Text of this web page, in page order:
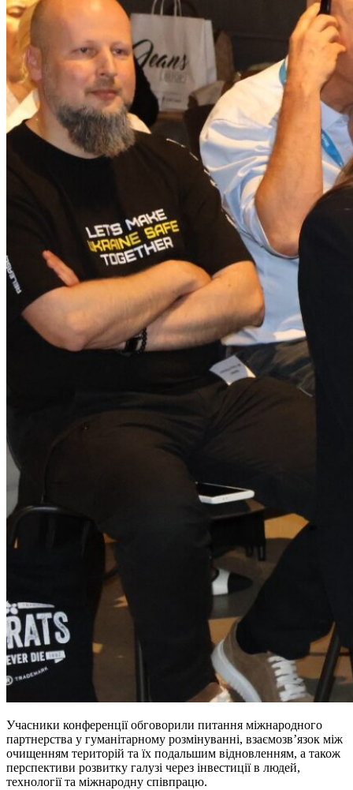
Учасники конференції обговорили питання міжнародного
партнерства у гуманітарному розмінуванні, взаємозв’язок між
очищенням територій та їх подальшим відновленням, а також
перспективи розвитку галузі через інвестиції в людей,
технології та міжнародну співпрацю.